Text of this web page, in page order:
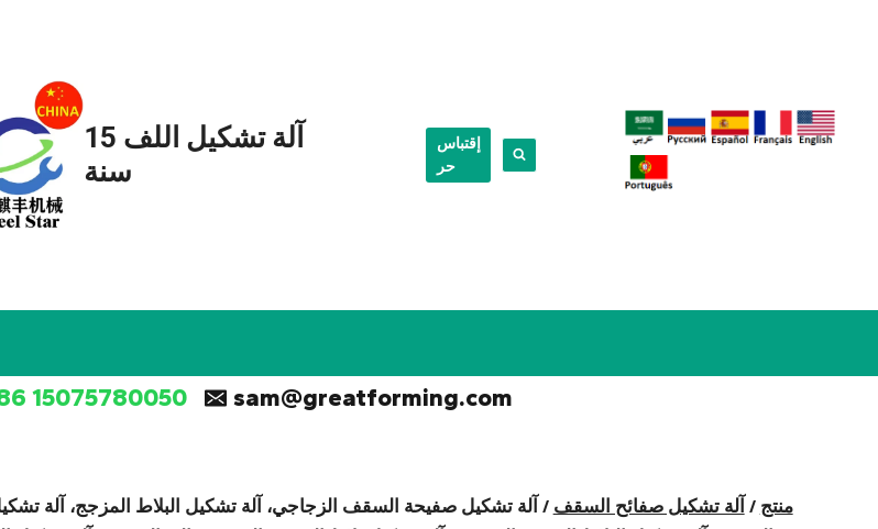
آلة تشكيل اللف 15
سنة
إقتباس
حر
15075780050 sam@greatforming.com
منتج / آلة تشكيل صفائح السقف / آلة تشكيل صفيحة السقف الزجاجي، آلة تشكيل البلاط المزجج، آلة